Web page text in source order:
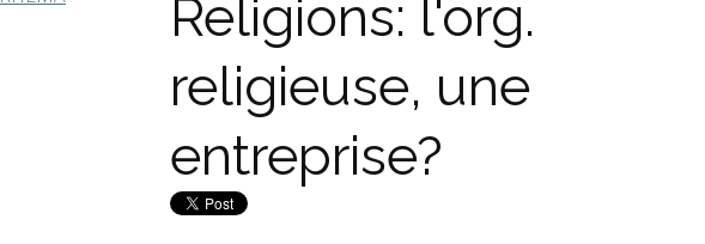
Religions: l'org.
religieuse, une
entreprise?